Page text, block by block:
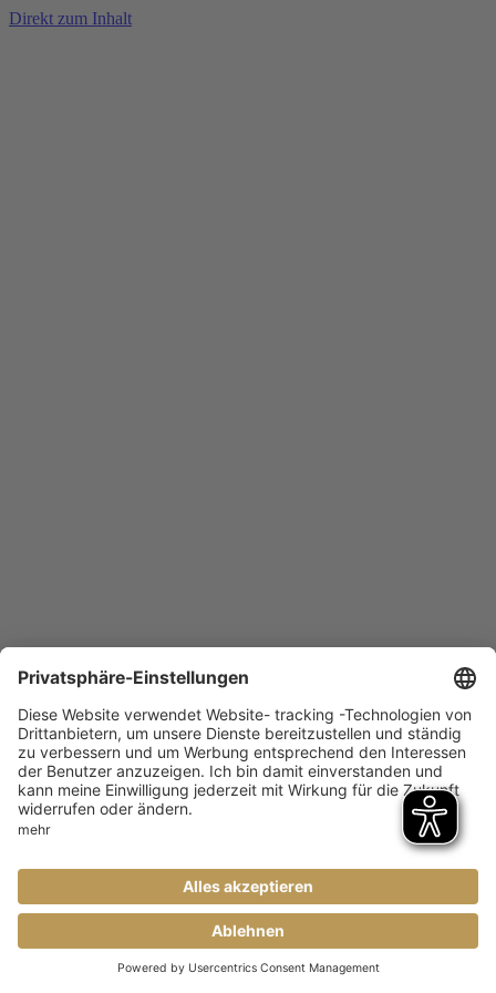
Direkt zum Inhalt